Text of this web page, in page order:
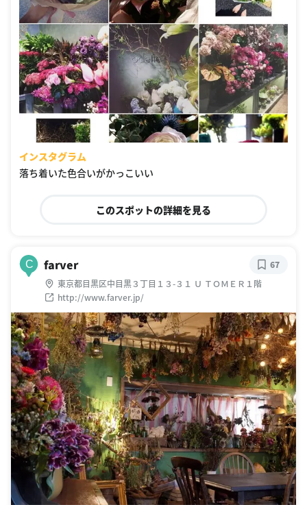
インスタグラム
落ち着いた色合いがかっこいい
このスポットの詳細を見る
C farver
東京都目黒区中目黒３丁目１３-３１ Ｕ ＴＯＭＥＲ１階
http://www.farver.jp/
67